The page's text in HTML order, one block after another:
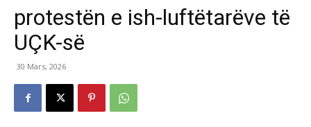
protestën e ish-luftëtarëve të
UÇK-së
30 Mars, 2026